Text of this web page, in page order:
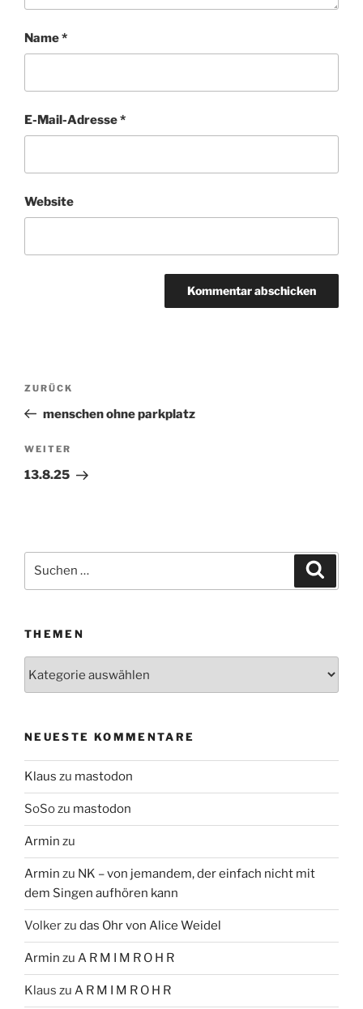
Name*
E-Mail-Adresse*
Website
Beitragsnavigation
Vorheriger
Beitrag
ZURÜCK
menschen ohne parkplatz
Nächster
Beitrag
WEITER
13.8.25
Suchen
THEMEN
NEUESTE KOMMENTARE
Klaus zu mastodon
SoSozu mastodon
Armin zu
Armin zu NK – von jemandem, der einfach nicht mit
dem Singen aufhören kann
Volkerzu das Ohr von Alice Weidel
Armin zu A R M I M R O H R
Klaus zu A R M I M R O H R